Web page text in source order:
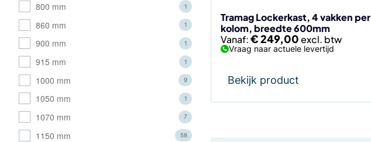
800 mm 1
860 mm 1
900 mm 1
915 mm 1
1000 mm 9
1050 mm 1
1070 mm 7
1150 mm 58
Tramag Lockerkast, 4 vakken per
kolom, breedte 600mm
Vanaf:€249,00
Vraag naar actuele levertijd
Bekijk product
de
productpagina